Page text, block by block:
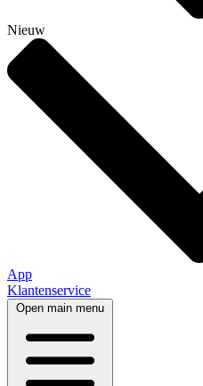
Nieuw
App
Klantenservice
Open main menu